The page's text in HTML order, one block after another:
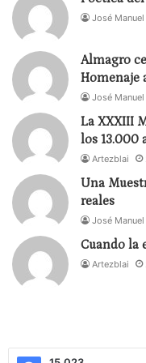
al libro, y no del
posibilidad para
experimentar esta
cada vez que se
teorización que
la teoría. Porque
antropología teatral
importante es que
entonces al pasar
porque siento que
G: Hay algo que se
AW: Se pierden los
no se entienden los
José
Almagro
Homenaje
José
La XXXIII
los 13.000
Artezblai
Una
reales
José
Cuando la
Artezblai